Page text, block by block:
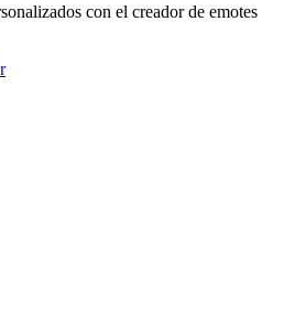
con el creador de emotes